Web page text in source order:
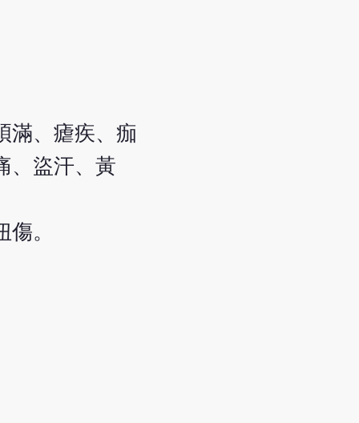
滿、瘧疾、痂
、盜汗、黃
。